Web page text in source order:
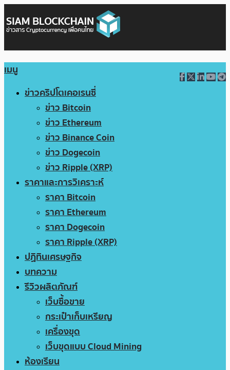
เมนู
ข่าวคริปโตเคอเรนซี่
ข่าว Bitcoin
ข่าว Ethereum
ข่าว Binance Coin
ข่าว Dogecoin
ข่าว Ripple (XRP)
ราคาและการวิเคราะห์
ราคา Bitcoin
ราคา Ethereum
ราคา Dogecoin
ราคา Ripple (XRP)
ปฏิทินเศรษฐกิจ
บทความ
รีวิวผลิตภัณฑ์
เว็บซื้อขาย
กระเป๋าเก็บเหรียญ
เครื่องขุด
เว็บขุดแบบ Cloud Mining
ห้องเรียน